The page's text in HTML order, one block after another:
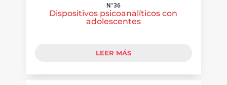
N°36
Dispositivos psicoanalíticos con
adolescentes
LEER MÁS